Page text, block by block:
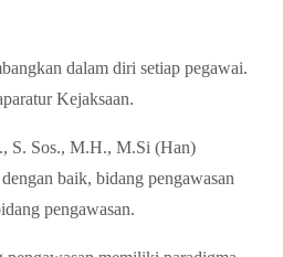
dalam diri setiap pegawai.
Kejaksaan.
S. Sos., M.H., M.Si (Han)
baik, bidang pengawasan
pengawasan.